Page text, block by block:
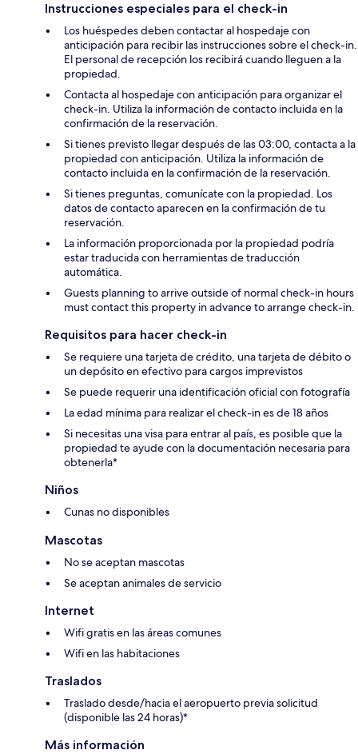
Instrucciones especiales para el check-in
Los huéspedes deben contactar al hospedaje con
anticipación para recibir las instrucciones sobre el check-in.
El personal de recepción los recibirá cuando lleguen a la
propiedad.
Contacta al hospedaje con anticipación para organizar el
check-in. Utiliza la información de contacto incluida en la
confirmación de la reservación.
Si tienes previsto llegar después de las 03:00, contacta a la
propiedad con anticipación. Utiliza la información de
contacto incluida en la confirmación de la reservación.
Si tienes preguntas, comunícate con la propiedad. Los
datos de contacto aparecen en la confirmación de tu
reservación.
La información proporcionada por la propiedad podría
estar traducida con herramientas de traducción
automática.
Guests planning to arrive outside of normal check-in hours
must contact this property in advance to arrange check-in.
Requisitos para hacer check-in
Se requiere una tarjeta de crédito, una tarjeta de débito o
un depósito en efectivo para cargos imprevistos
Se puede requerir una identificación oficial con fotografía
La edad mínima para realizar el check-in es de 18 años
Si necesitas una visa para entrar al país, es posible que la
propiedad te ayude con la documentación necesaria para
obtenerla*
Niños
Cunas no disponibles
Mascotas
No se aceptan mascotas
Se aceptan animales de servicio
Internet
Wifi gratis en las áreas comunes
Wifi en las habitaciones
Traslados
Traslado desde/hacia el aeropuerto previa solicitud
(disponible las 24 horas)*
Más información